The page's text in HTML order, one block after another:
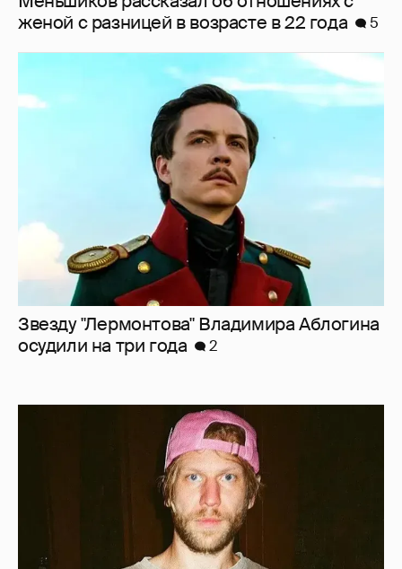
Звезду "Лермонтова" Владимира Аблогина
осудили на три года
Иван Дорн начал вести образовательные
курсы на русском языке
4